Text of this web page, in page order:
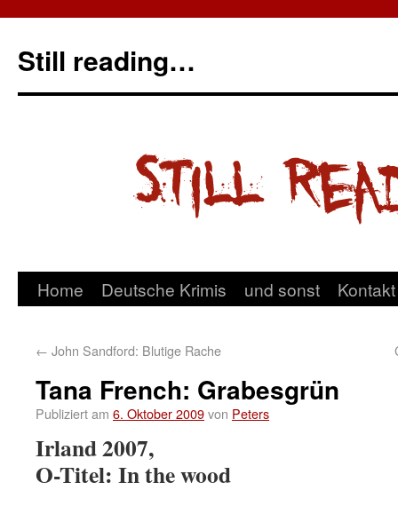
Still reading…
Home Deutsche Krimis und sonst Kontakt
← John Sandford: Blutige Rache
Tana French: Grabesgrün
Publiziert am 6. Oktober 2009von Peters
Irland 2007,
O-Titel: In the wood